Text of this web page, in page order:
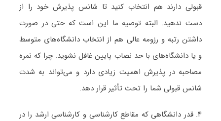
قبولی دارند هم انتخاب کنید تا شانس پذیرش خود را از
دست ندهید. البته توصیه ما این است که حتی در صورت
داشتن رتبه و رزومه عالی هم از انتخاب دانشگاه‌های متوسط
و یا دانشگاه‌های با حد نصاب پایین غافل نشوید. چرا که نمره
مصاحبه در پذیرش اهمیت زیادی دارد و می‌تواند به شدت
شانس قبولی شما را تحت تأثیر قرار دهد.
۴. قدر دانشگاهی که مقاطع کارشناسی و کارشناسی ارشد را در